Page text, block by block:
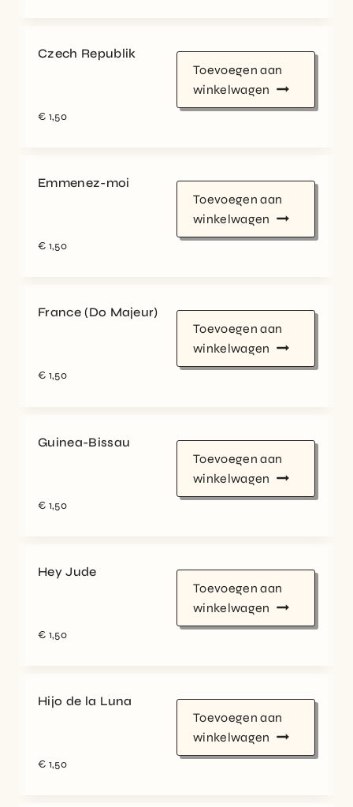
Czech Republik
€ 1,50
Toevoegen aan
winkelwagen
Emmenez-moi
€ 1,50
Toevoegen aan
winkelwagen
France (Do Majeur)
€ 1,50
Toevoegen aan
winkelwagen
Guinea-Bissau
€ 1,50
Toevoegen aan
winkelwagen
Hey Jude
€ 1,50
Toevoegen aan
winkelwagen
Hijo de la Luna
€ 1,50
Toevoegen aan
winkelwagen